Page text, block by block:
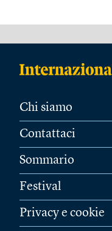
Chi siamo
Contattaci
Sommario
Festival
Privacy e cookie